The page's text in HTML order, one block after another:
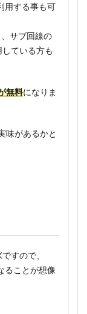
用する事も可
サブ回線の
ている方も
無料になりま
味があるかと
すので、
ることが想像